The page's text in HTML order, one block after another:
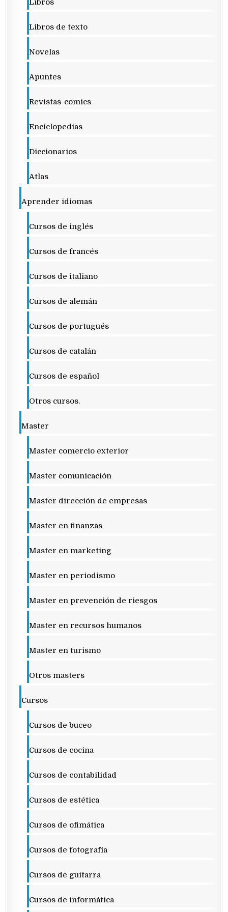
Libros
Libros de texto
Novelas
Apuntes
Revistas-comics
Enciclopedias
Diccionarios
Atlas
Aprender idiomas
Cursos de inglés
Cursos de francés
Cursos de italiano
Cursos de alemán
Cursos de portugués
Cursos de catalán
Cursos de español
Otros cursos.
Master
Master comercio exterior
Master comunicación
Master dirección de empresas
Master en finanzas
Master en marketing
Master en periodismo
Master en prevención de riesgos
Master en recursos humanos
Master en turismo
Otros masters
Cursos
Cursos de buceo
Cursos de cocina
Cursos de contabilidad
Cursos de estética
Cursos de ofimática
Cursos de fotografía
Cursos de guitarra
Cursos de informática